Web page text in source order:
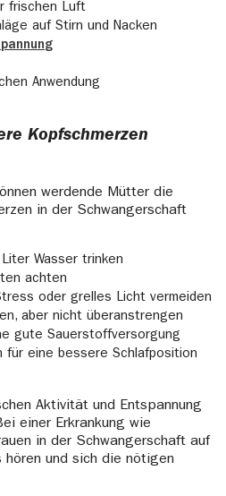
frischen Luft
auf Stirn und Nacken
g
Anwendung
Kopfschmerzen
werdende Mütter die
in der Schwangerschaft
Wasser trinken
achten
oder grelles Licht vermeiden
aber nicht überanstrengen
gute Sauerstoffversorgung
für eine bessere Schlafposition
Aktivität und Entspannung
einer Erkrankung wie
in der Schwangerschaft auf
und sich die nötigen